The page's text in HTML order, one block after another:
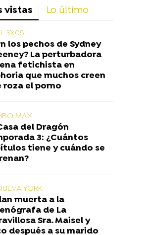
vistas Lo último
3X05
los pechos de Sydney
La perturbadora
fetichista en
que muchos creen
roza el porno
MAX
del Dragón
3: ¿Cuántos
tiene y cuándo se
YORK
muerta a la
de La
Sra. Maisel y
después a su marido